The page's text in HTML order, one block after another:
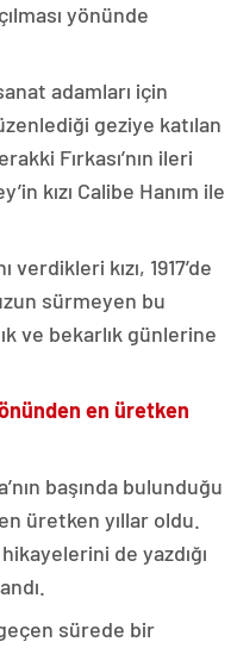
yönünde
adamları için
geziye katılan
Fırkası’nın ileri
kızı Calibe Hanım ile
kızı, 1917’de
sürmeyen bu
ve bekarlık günlerine
en üretken
başında bulunduğu
üretken yıllar oldu.
de yazdığı
sürede bir